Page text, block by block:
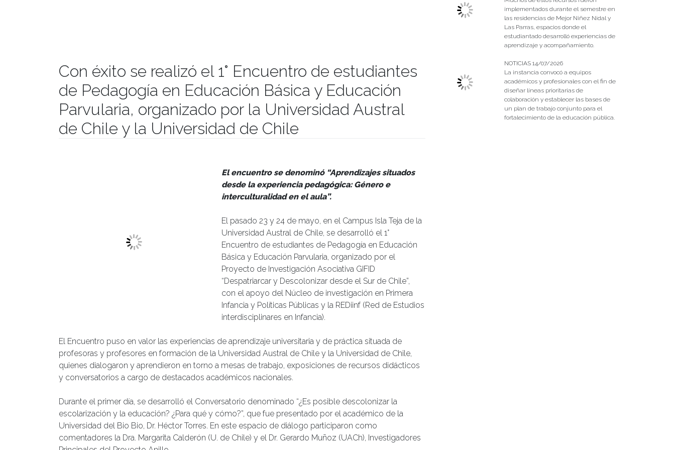
Con éxito se realizó el 1° Encuentro de estudiantes
de Pedagogía en Educación Básica y Educación
Parvularia, organizado por la Universidad Austral
de Chile y la Universidad de Chile
El encuentro se denominó “Aprendizajes situados
desde la experiencia pedagógica: Género e
interculturalidad en el aula”.
El pasado 23 y 24 de mayo, en el Campus Isla Teja de la
Universidad Austral de Chile, se desarrolló el 1°
Encuentro de estudiantes de Pedagogía en Educación
Básica y Educación Parvularia, organizado por el
Proyecto de Investigación Asociativa GIFID
“Despatriarcar y Descolonizar desde el Sur de Chile”,
con el apoyo del Núcleo de investigación en Primera
Infancia y Políticas Públicas y la REDiinf (Red de Estudios
interdisciplinares en Infancia).
El Encuentro puso en valor las experiencias de aprendizaje universitaria y de práctica situada de
profesoras y profesores en formación de la Universidad Austral de Chile y la Universidad de Chile,
quienes dialogaron y aprendieron en torno a mesas de trabajo, exposiciones de recursos didácticos
y conversatorios a cargo de destacados académicos nacionales.
Durante el primer día, se desarrolló el Conversatorio denominado “¿Es posible descolonizar la
escolarización y la educación? ¿Para qué y cómo?”, que fue presentado por el académico de la
Universidad del Bio Bio, Dr. Héctor Torres. En este espacio de diálogo participaron como
comentadores la Dra. Margarita Calderón (U. de Chile) y el Dr. Gerardo Muñoz (UACh), Investigadores
implementados durante el semestre en
las residencias de Mejor Niñez Nidal y
Las Parras, espacios donde el
estudiantado desarrolló experiencias de
aprendizaje y acompañamiento.
NOTICIAS 14/07/2026
La instancia convocó a equipos
académicos y profesionales con el fin de
diseñar líneas prioritarias de
colaboración y establecer las bases de
un plan de trabajo conjunto para el
fortalecimiento de la educación pública.